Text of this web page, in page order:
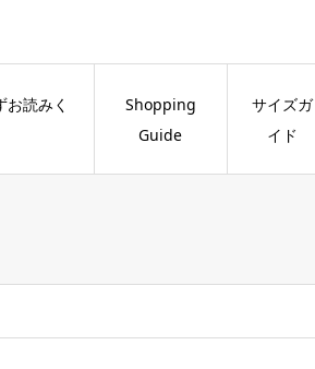
お読みく
Shopping
Guide
サイズガ
イド